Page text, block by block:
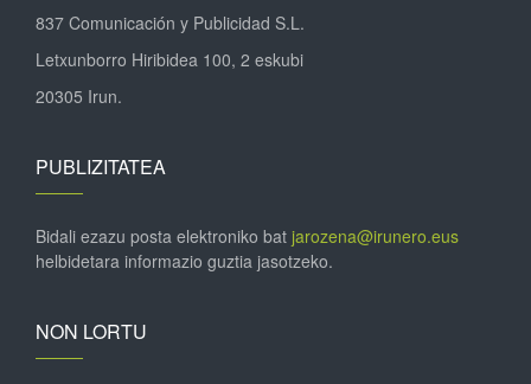
837 Comunicación y Publicidad S.L.
Letxunborro Hiribidea 100, 2 eskubi
20305 Irun.
PUBLIZITATEA
Bidali ezazu posta elektroniko bat jarozena@irunero.eus
helbidetara informazio guztia jasotzeko.
NON LORTU